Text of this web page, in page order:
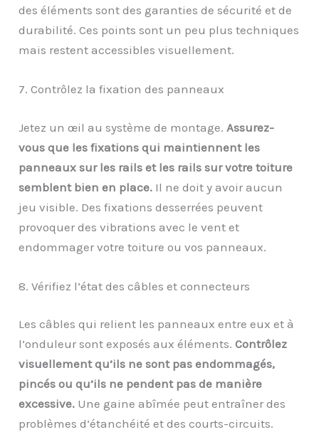
des éléments sont des garanties de sécurité et de
durabilité. Ces points sont un peu plus techniques
mais restent accessibles visuellement.
7. Contrôlez la fixation des panneaux
Jetez un œil au système de montage. Assurez-
vous que les fixations qui maintiennent les
panneaux sur les rails et les rails sur votre toiture
semblent bien en place. Il ne doit y avoir aucun
jeu visible. Des fixations desserrées peuvent
provoquer des vibrations avec le vent et
endommager votre toiture ou vos panneaux.
8. Vérifiez l’état des câbles et connecteurs
Les câbles qui relient les panneaux entre eux et à
l’onduleur sont exposés aux éléments.Contrôlez
visuellement qu’ils ne sont pas endommagés,
pincés ou qu’ils ne pendent pas de manière
excessive. Une gaine abîmée peut entraîner des
problèmes d’étanchéité et des courts-circuits.